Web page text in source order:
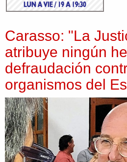
Carasso: "La
atribuye ningún
defraudación
organismos del